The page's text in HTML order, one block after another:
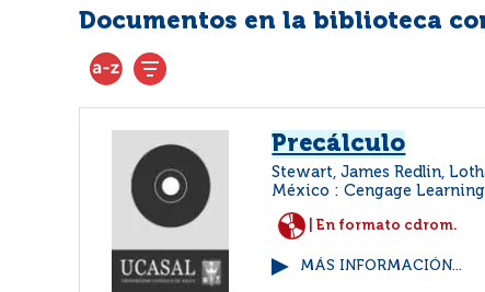
Documentos en la biblioteca
Precálculo
Stewart, James Redlin,
México : Cengage Learning
| En formato cdrom.
MÁS INFORMACIÓN...